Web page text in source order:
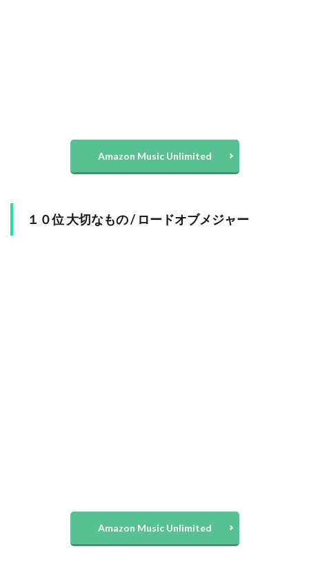
Amazon Music Unlimited
１０位 大切なもの / ロードオブメジャー
Amazon Music Unlimited